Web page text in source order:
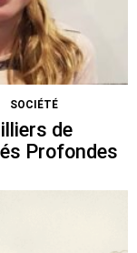
SOCIÉTÉ
de
Profondes